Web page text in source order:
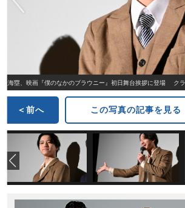
天海塁、映画『僕のなかのブラウニー』初日舞台挨拶に登場 クラ
＜前へ この写真の記事を見る